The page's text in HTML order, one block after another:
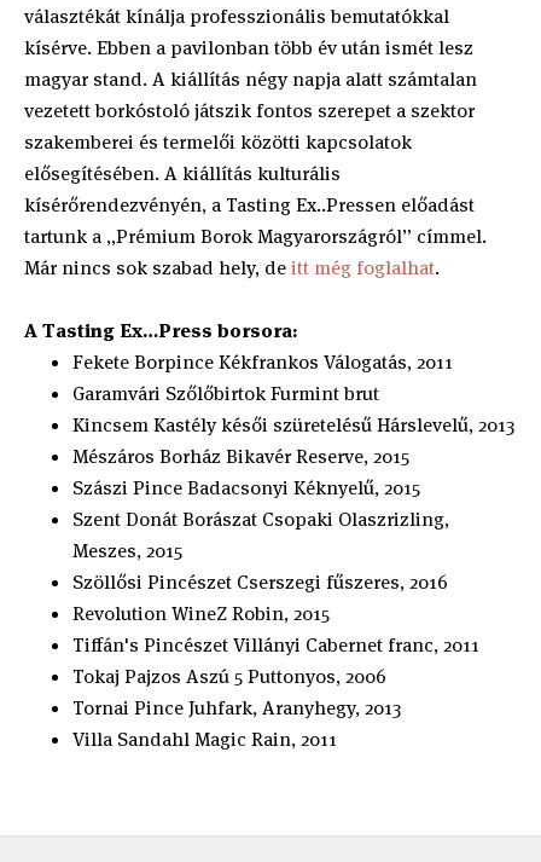
választékát kínálja professzionális bemutatókkal
kísérve. Ebben a pavilonban több év után ismét lesz
magyar stand. A kiállítás négy napja alatt számtalan
vezetett borkóstoló játszik fontos szerepet a szektor
szakemberei és termelői közötti kapcsolatok
elősegítésében. A kiállítás kulturális
kísérőrendezvényén, a Tasting Ex..Pressen előadást
tartunk a „Prémium Borok Magyarországról” címmel.
Már nincs sok szabad hely, deitt még foglalhat.
A Tasting Ex…Press borsora:
Fekete Borpince Kékfrankos Válogatás, 2011
Garamvári Szőlőbirtok Furmint brut
Kincsem Kastély késői szüretelésű Hárslevelű, 2013
Mészáros Borház Bikavér Reserve, 2015
Szászi Pince Badacsonyi Kéknyelű, 2015
Szent Donát Borászat Csopaki Olaszrizling,
Meszes, 2015
Szöllősi Pincészet Cserszegi fűszeres, 2016
Revolution WineZ Robin, 2015
Tiffán's Pincészet Villányi Cabernet franc, 2011
Tokaj Pajzos Aszú 5 Puttonyos, 2006
Tornai Pince Juhfark, Aranyhegy, 2013
Villa Sandahl Magic Rain, 2011